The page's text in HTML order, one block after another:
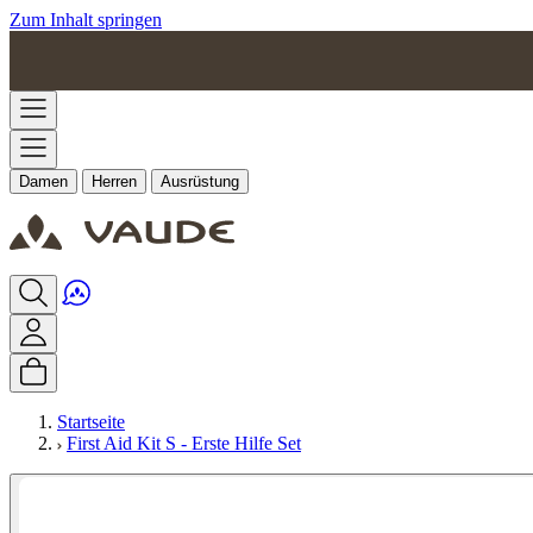
Zum Inhalt springen
Damen Herren Ausrüstung
Startseite
First Aid Kit S - Erste Hilfe Set